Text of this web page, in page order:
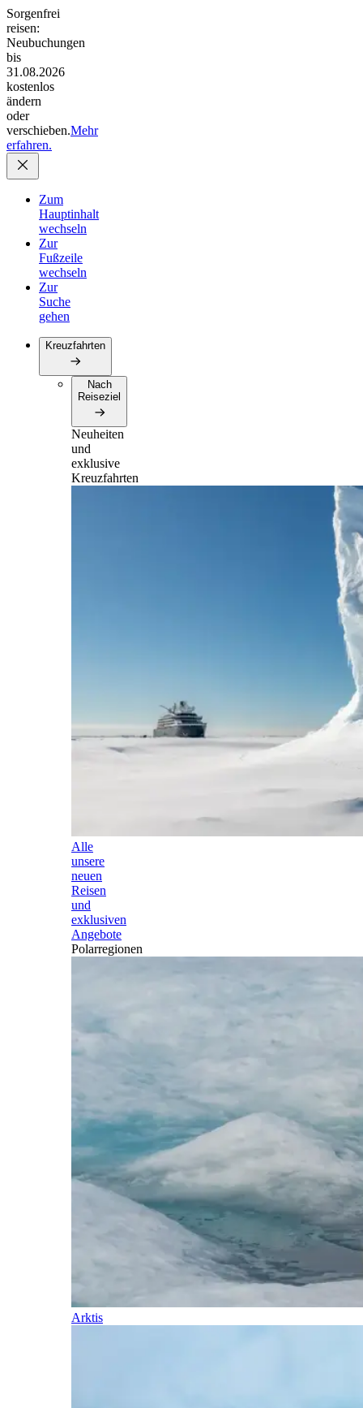
Sorgenfrei
reisen:
Neubuchungen
bis
31.08.2026
kostenlos
ändern
oder
verschieben.Mehr
erfahren.
Zum
Hauptinhalt
wechseln
Zur
Fußzeile
wechseln
Zur
Suche
gehen
Kreuzfahrten
Nach
Reiseziel
Neuheiten
und
exklusive
Kreuzfahrten
Alle
unsere
neuen
Reisen
und
exklusiven
Angebote
Polarregionen
Arktis